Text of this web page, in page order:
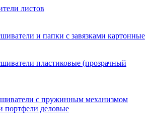
листов
и папки с завязками картонные
пластиковые (прозрачный
с пружинным механизмом
портфели деловые